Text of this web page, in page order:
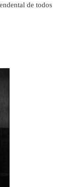
de todos